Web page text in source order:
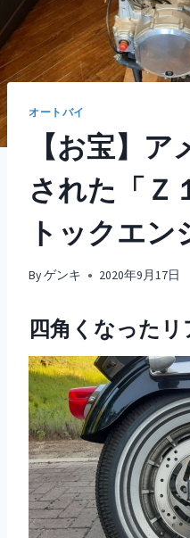
オートバイ
【お宝】
された「Ｚ
トックエン
Byゲンキ 2020年9月17日
四角くなった